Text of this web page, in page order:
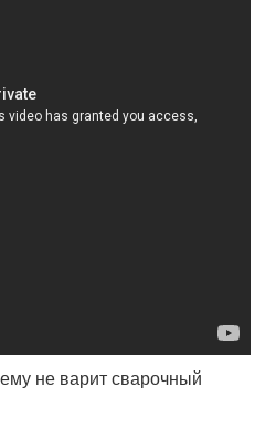
не варит сварочный